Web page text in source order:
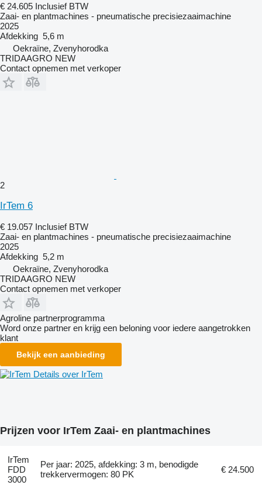
€ 24.605 Inclusief BTW
Zaai- en plantmachines - pneumatische precisiezaaimachine
2025
Afdekking 5,6 m
Oekraïne, Zvenyhorodka
TRIDAAGRO NEW
Contact opnemen met verkoper
2
IrTem 6
€ 19.057 Inclusief BTW
Zaai- en plantmachines - pneumatische precisiezaaimachine
2025
Afdekking 5,2 m
Oekraïne, Zvenyhorodka
TRIDAAGRO NEW
Contact opnemen met verkoper
Agroline partnerprogramma
Word onze partner en krijg een beloning voor iedere aangetrokken
klant
Bekijk een aanbieding
Details over IrTem
Prijzen voor IrTem Zaai- en plantmachines
IrTem
FDD
3000
Per jaar: 2025, afdekking: 3 m, benodigde
trekkervermogen: 80 PK
€ 24.500